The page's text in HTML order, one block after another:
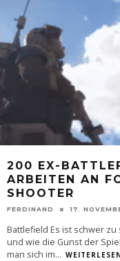
200 EX-
ARBEITEN AN
SHOOTER
FERDINAND 17.
Battlefield Es ist schwer
und wie die Gunst der
man sich im...